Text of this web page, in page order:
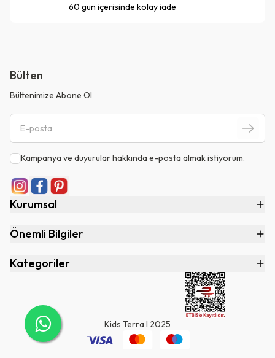
60 gün içerisinde kolay iade
Bülten
Bültenimize Abone Ol
Kampanya ve duyurular hakkında e-posta almak istiyorum.
Kurumsal
Önemli Bilgiler
Kategoriler
Kids Terra I 2025